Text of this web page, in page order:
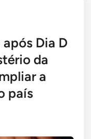
Dia D
da
a
país